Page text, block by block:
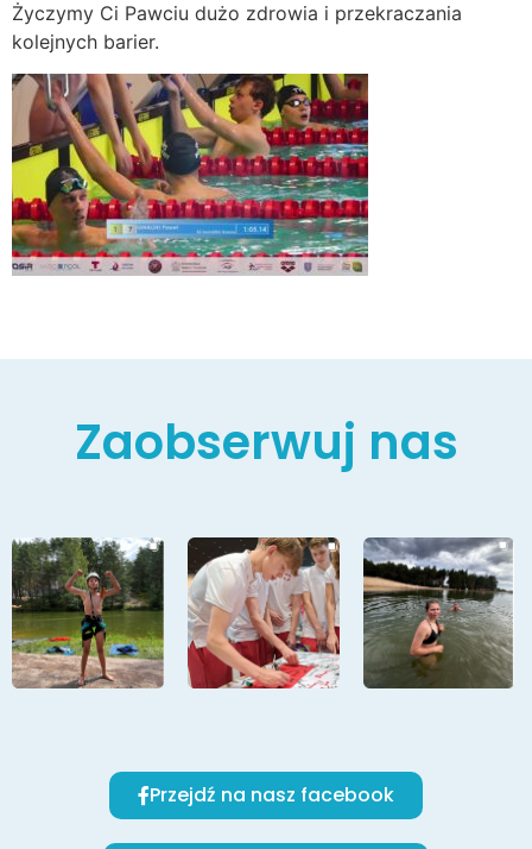
Życzymy Ci Pawciu dużo zdrowia i przekraczania
kolejnych barier.
Zaobserwuj nas
Przejdź na nasz facebook